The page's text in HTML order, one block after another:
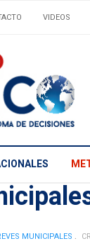
VIDEOS
MUNICIPALES